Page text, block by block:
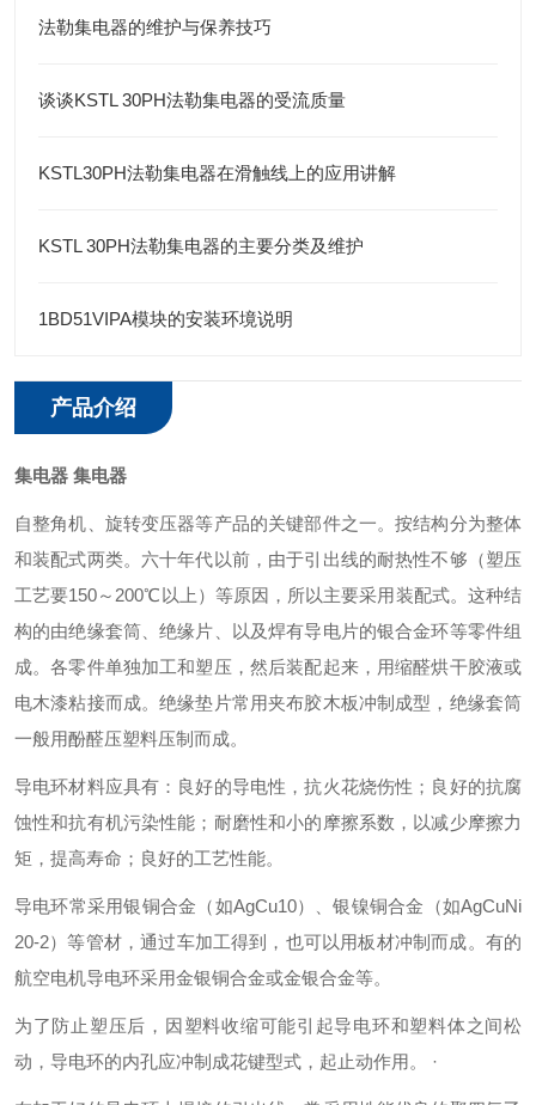
法勒集电器的维护与保养技巧
谈谈KSTL 30PH法勒集电器的受流质量
KSTL30PH法勒集电器在滑触线上的应用讲解
KSTL 30PH法勒集电器的主要分类及维护
1BD51VIPA模块的安装环境说明
产品介绍
集电器 集电器
自整角机、旋转变压器等产品的关键部件之一。按结构分为整体
和装配式两类。六十年代以前，由于引出线的耐热性不够（塑压
工艺要150～200℃以上）等原因，所以主要采用装配式。这种结
构的由绝缘套筒、绝缘片、以及焊有导电片的银合金环等零件组
成。各零件单独加工和塑压，然后装配起来，用缩醛烘干胶液或
电木漆粘接而成。绝缘垫片常用夹布胶木板冲制成型，绝缘套筒
一般用酚醛压塑料压制而成。
导电环材料应具有：良好的导电性，抗火花烧伤性；良好的抗腐
蚀性和抗有机污染性能；耐磨性和小的摩擦系数，以减少摩擦力
矩，提高寿命；良好的工艺性能。
导电环常采用银铜合金（如AgCu10）、银镍铜合金（如AgCuNi
20-2）等管材，通过车加工得到，也可以用板材冲制而成。有的
航空电机导电环采用金银铜合金或金银合金等。
为了防止塑压后，因塑料收缩可能引起导电环和塑料体之间松
动，导电环的内孔应冲制成花键型式，起止动作用。 ·